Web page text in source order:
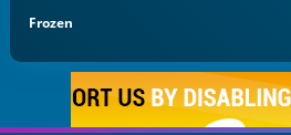
Frozen